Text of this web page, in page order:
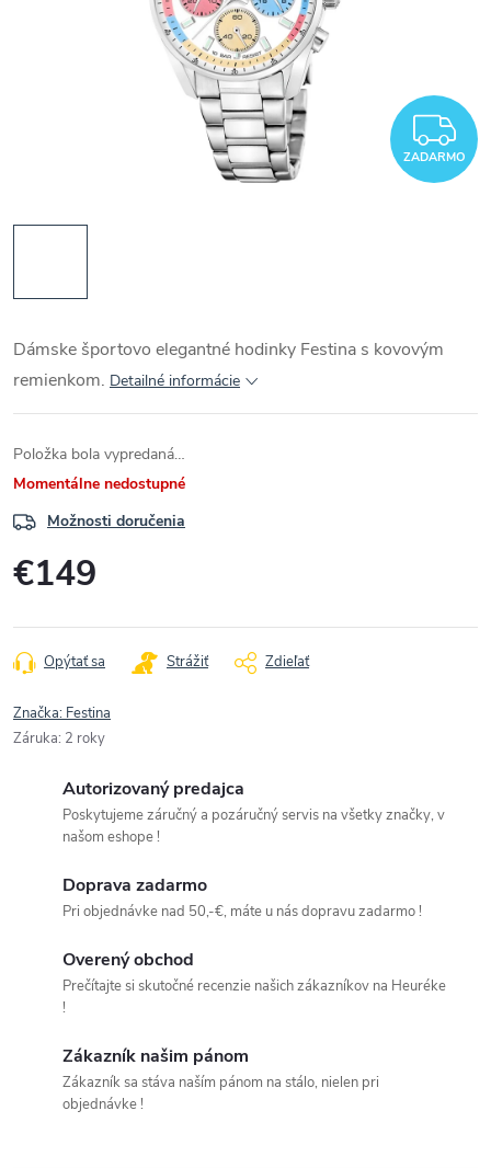
ZADARMO
Dámske športovo elegantné hodinky Festina s kovovým
remienkom. Detailné informácie
Položka bola vypredaná…
Momentálne nedostupné
Možnosti doručenia
€149
cena:
Opýtať sa Strážiť Zdieľať
Značka: Festina
Záruka: 2 roky
Autorizovaný predajca
Poskytujeme záručný a pozáručný servis na všetky značky, v
našom eshope !
Doprava zadarmo
Pri objednávke nad 50,-€, máte u nás dopravu zadarmo !
Overený obchod
Prečítajte si skutočné recenzie našich zákazníkov na Heuréke
!
Zákazník našim pánom
Zákazník sa stáva naším pánom na stálo, nielen pri
objednávke !